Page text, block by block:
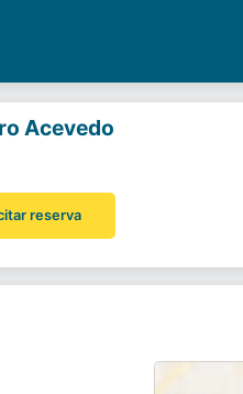
Acevedo
reserva